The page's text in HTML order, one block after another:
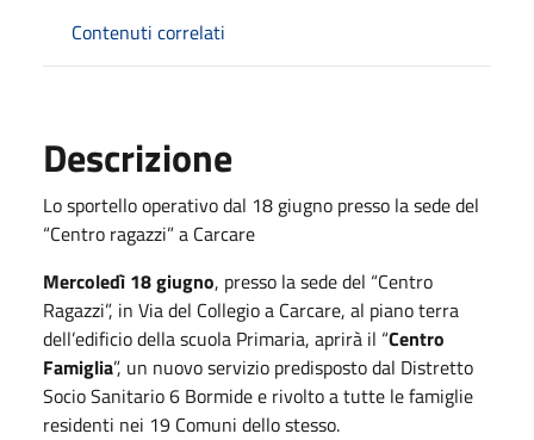
Contenuti correlati
Descrizione
Lo sportello operativo dal 18 giugno presso la sede del
“Centro ragazzi” a Carcare
Mercoledì 18 giugno, presso la sede del “Centro
Ragazzi”, in Via del Collegio a Carcare, al piano terra
dell’edificio della scuola Primaria, aprirà il “Centro
Famiglia”, un nuovo servizio predisposto dal Distretto
Socio Sanitario 6 Bormide e rivolto a tutte le famiglie
residenti nei 19 Comuni dello stesso.